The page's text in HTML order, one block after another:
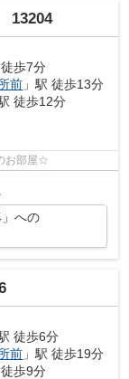
13204
徒歩7分
前 」駅 徒歩13分
徒歩12分
お部屋☆
への
徒歩6分
前 」駅 徒歩19分
徒歩9分